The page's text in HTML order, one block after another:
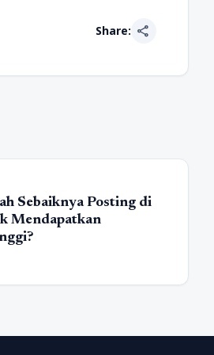
Share: share
Sebaiknya Posting di
Mendapatkan